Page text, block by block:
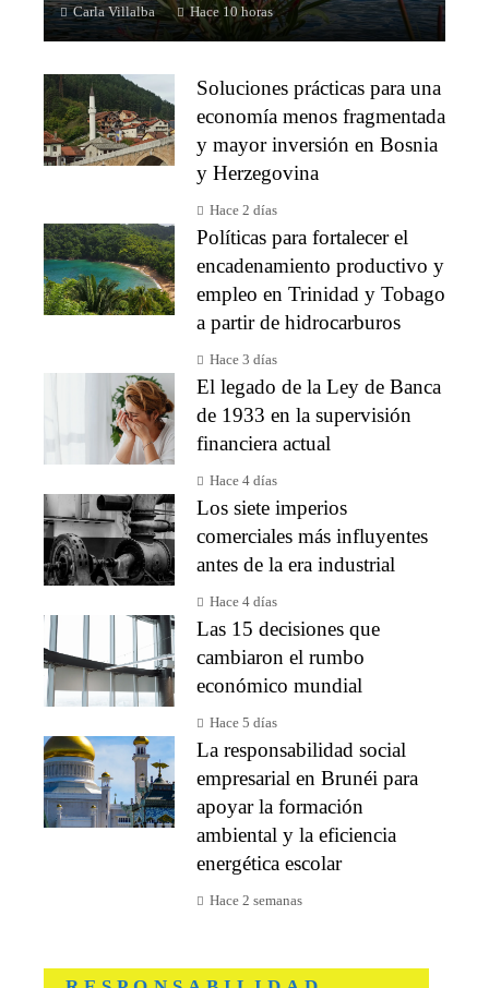
Carla Villalba Hace 10 horas
Soluciones prácticas para una
economía menos fragmentada
y mayor inversión en Bosnia
y Herzegovina
Hace 2 días
Políticas para fortalecer el
encadenamiento productivo y
empleo en Trinidad y Tobago
a partir de hidrocarburos
Hace 3 días
El legado de la Ley de Banca
de 1933 en la supervisión
financiera actual
Hace 4 días
Los siete imperios
comerciales más influyentes
antes de la era industrial
Hace 4 días
Las 15 decisiones que
cambiaron el rumbo
económico mundial
Hace 5 días
La responsabilidad social
empresarial en Brunéi para
apoyar la formación
ambiental y la eficiencia
energética escolar
Hace 2 semanas